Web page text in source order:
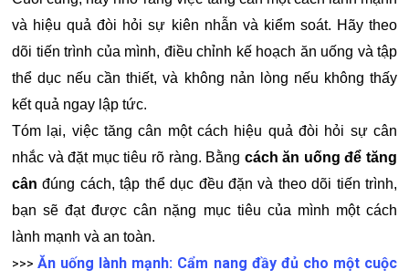
và hiệu quả đòi hỏi sự kiên nhẫn và kiểm soát. Hãy theo
dõi tiến trình của mình, điều chỉnh kế hoạch ăn uống và tập
thể dục nếu cần thiết, và không nản lòng nếu không thấy
kết quả ngay lập tức.
Tóm lại, việc tăng cân một cách hiệu quả đòi hỏi sự cân
nhắc và đặt mục tiêu rõ ràng. Bằng cách ăn uống để tăng
cân đúng cách, tập thể dục đều đặn và theo dõi tiến trình,
bạn sẽ đạt được cân nặng mục tiêu của mình một cách
lành mạnh và an toàn.
>>>Ăn uống lành mạnh: Cẩm nang đầy đủ cho một cuộc